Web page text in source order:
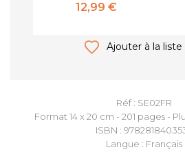
Réf : SE02FR
Format 14 x 20 cm - 201 pages -
ISBN :
Langue : Français
12,99 €
Ajouter à la